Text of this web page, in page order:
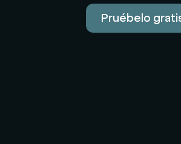
Pruébelo